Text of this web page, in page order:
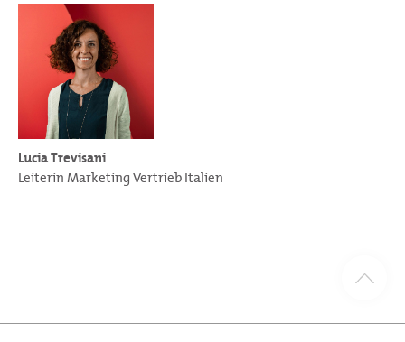
Lucia Trevisani
Leiterin Marketing Vertrieb Italien